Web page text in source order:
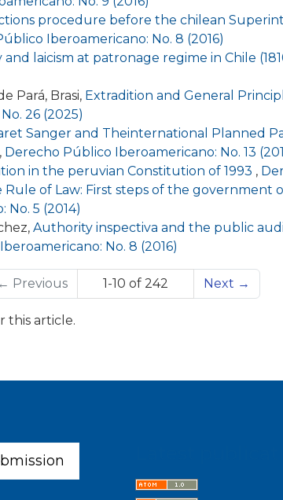
procedure before the chilean
Iberoamericano: No. 8 (2016)
laicism at patronage regime in Chile
Pará, Brasi, Extradition and General
26 (2025)
Sanger and Theinternational Planned
, Derecho Público Iberoamericano: No. 13
in the peruvian Constitution of 1993 ,
of Law: First steps of the government
5 (2014)
Authority inspectiva and the public
No. 8 (2016)
← Previous 1-10 of 242 Next →
this article.